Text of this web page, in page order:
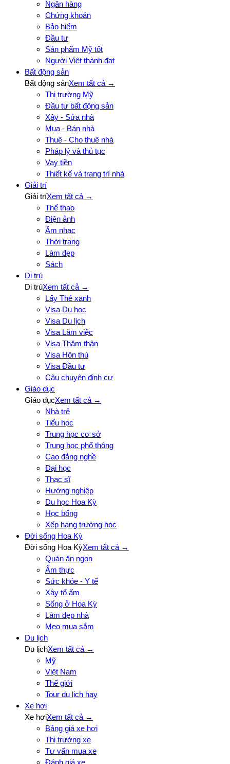
Ngân hàng
Chứng khoán
Bảo hiểm
Đầu tư
Sản phẩm Mỹ tốt
Người Việt thành đạt
Bất động sản
Bất động sảnXem tất cả →
Thị trường Mỹ
Đầu tư bất động sản
Xây - Sửa nhà
Mua - Bán nhà
Thuê - Cho thuê nhà
Pháp lý và thủ tục
Vay tiền
Thiết kế và trang trí nhà
Giải trí
Giải tríXem tất cả →
Thể thao
Điện ảnh
Âm nhạc
Thời trang
Làm đẹp
Sách
Di trú
Di trúXem tất cả →
Lấy Thẻ xanh
Visa Du học
Visa Du lịch
Visa Làm việc
Visa Thăm thân
Visa Hôn thú
Visa Đầu tư
Câu chuyện định cư
Giáo dục
Giáo dụcXem tất cả →
Nhà trẻ
Tiểu học
Trung học cơ sở
Trung học phổ thông
Cao đẳng nghề
Đại học
Thạc sĩ
Hướng nghiệp
Du học Hoa Kỳ
Học bổng
Xếp hạng trường học
Đời sống Hoa Kỳ
Đời sống Hoa KỳXem tất cả →
Quán ăn ngon
Ẩm thực
Sức khỏe - Y tế
Xây tổ ấm
Sống ở Hoa Kỳ
Làm đẹp nhà
Mẹo mua sắm
Du lịch
Du lịchXem tất cả →
Mỹ
Việt Nam
Thế giới
Tour du lịch hay
Xe hơi
Xe hơiXem tất cả →
Bảng giá xe hơi
Thị trường xe
Tư vấn mua xe
Đánh giá xe